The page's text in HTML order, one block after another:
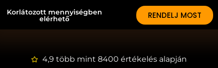
Korlátozott mennyiségben
elérhető RENDELJ MOST
4,9 több mint 8400 értékelés alapján